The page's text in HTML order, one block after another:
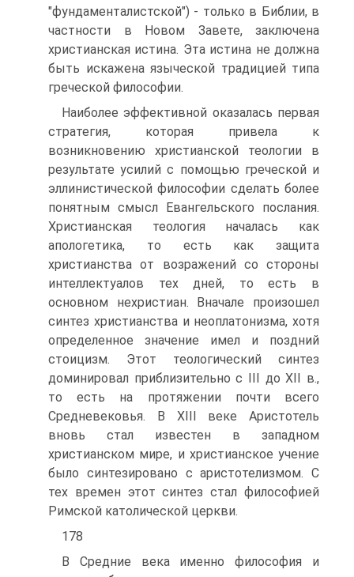
"фундаменталистской") - только в Библии, в
частности в Новом Завете, заключена
христианская истина. Эта истина не должна
быть искажена языческой традицией типа
греческой философии.
Наиболее эффективной оказалась первая
стратегия, которая привела к
возникновению христианской теологии в
результате усилий с помощью греческой и
эллинистической философии сделать более
понятным смысл Евангельского послания.
Христианская теология началась как
апологетика, то есть как защита
христианства от возражений со стороны
интеллектуалов тех дней, то есть в
основном нехристиан. Вначале произошел
синтез христианства и неоплатонизма, хотя
определенное значение имел и поздний
стоицизм. Этот теологический синтез
доминировал приблизительно с III до XII в.,
то есть на протяжении почти всего
Средневековья. В XIII веке Аристотель
вновь стал известен в западном
христианском мире, и христианское учение
было синтезировано с аристотелизмом. С
тех времен этот синтез стал философией
Римской католической церкви.
178
В Средние века именно философия и